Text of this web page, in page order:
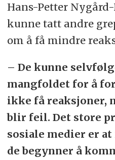
Hans-Petter
kunne tatt andre
om å få mindre
– De kunne
mangfoldet for å
ikke få reaksjoner,
blir feil. Det store
sosiale medier er
de begynner å